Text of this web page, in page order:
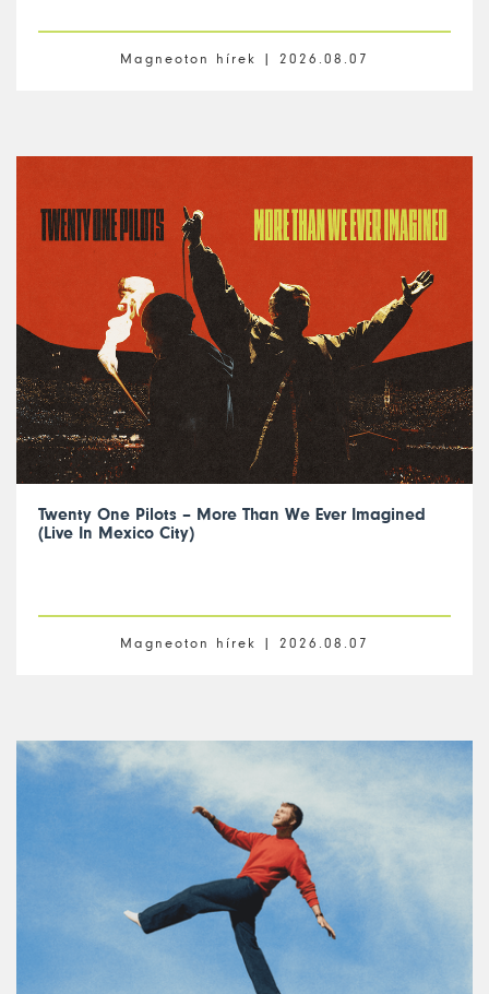
Magneoton hírek | 2026.08.07
Twenty One Pilots – More Than We Ever Imagined
(Live In Mexico City)
Magneoton hírek | 2026.08.07